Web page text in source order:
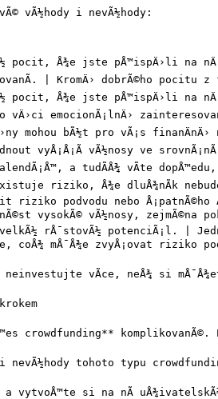
vÃ½hody i nevÃ½hody:
pocit, Å¾e jste pÅ™ispÄ›li na
| KromÄ› dobrÃ©ho pocitu z
pocit, Å¾e jste pÅ™ispÄ›li na
emocionÃ¡lnÄ›
mohou bÃ½t pro vÃ¡s
vyÅ¡Å¡Ã­ vÃ½nosy ve
a tudÃ­Å¾ vÃ­te
riziko, Å¾e dluÅ¾nÃ­k nebude
riziko podvodu nebo Å¡patnÃ©ho
vysokÃ© vÃ½nosy, zejmÃ©na
rÅ¯stovÃ½ potenciÃ¡l. |
mÅ¯Å¾e zvyÅ¡ovat riziko
neinvestujte vÃ­ce, neÅ¾ si
crowdfunding**
tohoto typu
vytvoÅ™te si na nÃ­ uÅ¾ivatelskÃ½